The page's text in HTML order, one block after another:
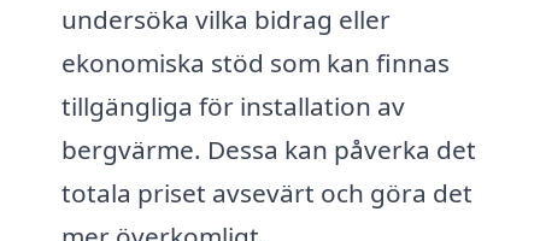
undersöka vilka bidrag eller
ekonomiska stöd som kan finnas
tillgängliga för installation av
bergvärme. Dessa kan påverka det
totala priset avsevärt och göra det